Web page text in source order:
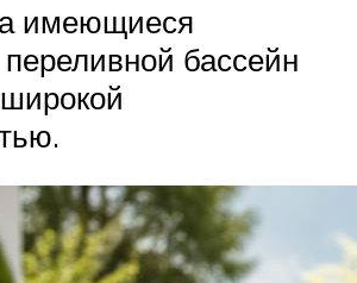
имеющиеся
переливной бассейн